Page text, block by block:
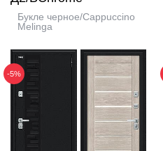
Букле черное/Cappuccino
Melinga
-5%